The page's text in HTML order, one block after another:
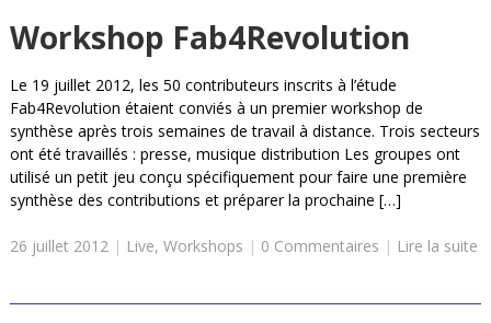
Workshop Fab4Revolution
Le 19 juillet 2012, les 50 contributeurs inscrits à l’étude
Fab4Revolution étaient conviés à un premier workshop de
synthèse après trois semaines de travail à distance. Trois secteurs
ont été travaillés : presse, musique distribution Les groupes ont
utilisé un petit jeu conçu spécifiquement pour faire une première
synthèse des contributions et préparer la prochaine […]
26 juillet 2012 | Live, Workshops | 0 Commentaires | Lire la suite